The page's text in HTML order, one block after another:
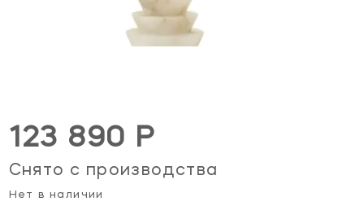
123 890 Р
Снято с производства
Нет в наличии